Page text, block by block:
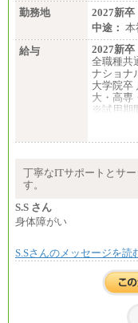
勤務地
2027新卒
中途：
給与
2027新卒
全職種共
ナショナ
大学院卒
大・高専
※試用期
大学院卒
※試用期
中途：
丁寧なITサポートとサ
す。
S.S さん
身体障がい
S.Sさんのメッセージを読